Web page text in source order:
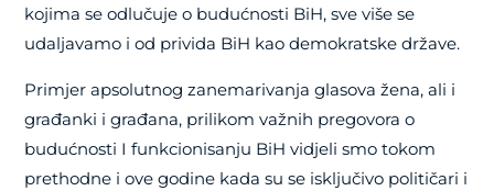
kojima se odlučuje o budućnosti BiH, sve više se
udaljavamo i od privida BiH kao demokratske države.
Primjer apsolutnog zanemarivanja glasova žena, ali i
građanki i građana, prilikom važnih pregovora o
budućnosti I funkcionisanju BiH vidjeli smo tokom
prethodne i ove godine kada su se isključivo političari i